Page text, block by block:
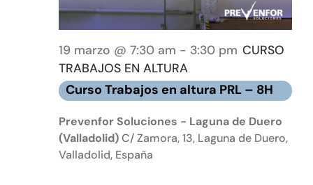
19 marzo @ 7:30 am - 3:30 pm CURSO
TRABAJOS EN ALTURA
Curso Trabajos en altura PRL – 8H
Prevenfor Soluciones - Laguna de Duero
(Valladolid)C/ Zamora, 13, Laguna de Duero,
Valladolid, España